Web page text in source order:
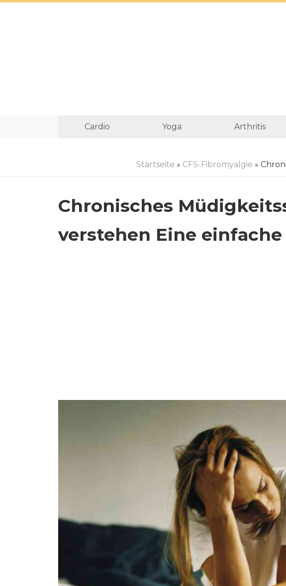
Cardio Yoga Arthritis
Startseite » CFS-Fibromyalgie »
Chronisches
verstehen Eine